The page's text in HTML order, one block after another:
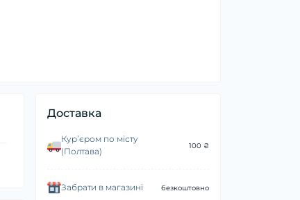
Доставка
Курʼєром по місту
(Полтава)
100 ₴
Забрати в магазині безкоштовно